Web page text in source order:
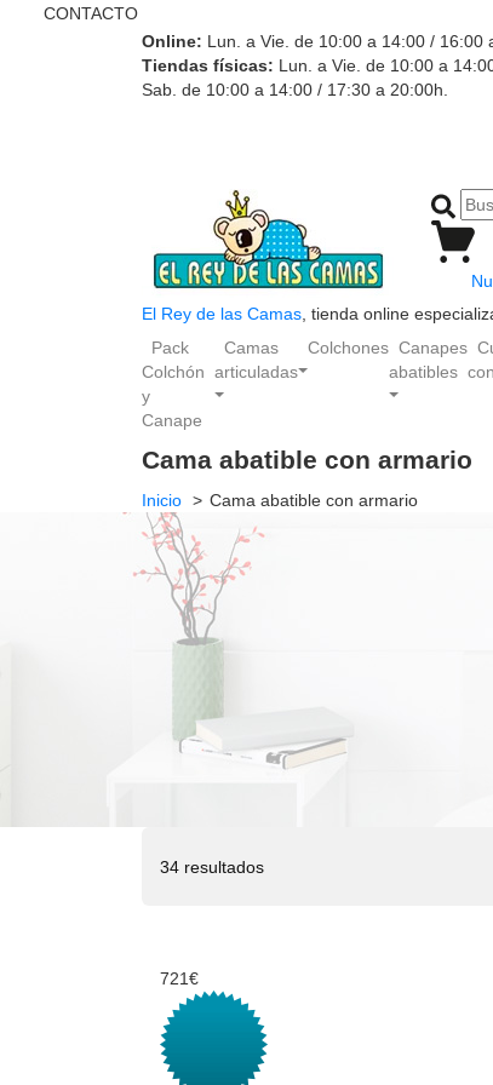
CONTACTO
Online: Lun. a Vie. de 10:00 a 14:00 / 16:00
Tiendas físicas: Lun. a Vie. de 10:00 a
Sab. de 10:00 a 14:00 / 17:30 a 20:00h.
El Rey de las Camas , tienda online
Pack
Colchón
y
Canape
Camas
articuladas
Colchones Canapes
abatibles
Cama abatible con armario
Inicio Cama abatible con armario
34 resultados
721€